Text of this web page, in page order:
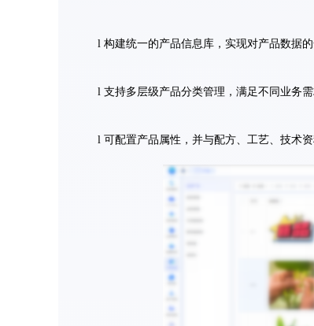
l 构建统一的产品信息库，实现对产品数据的
l 支持多层级产品分类管理，满足不同业务需
l 可配置产品属性，并与配方、工艺、技术